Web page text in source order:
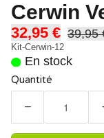
Cerwin
32,95 € 39,95
Kit-Cerwin-12
En stock
Quantité
−